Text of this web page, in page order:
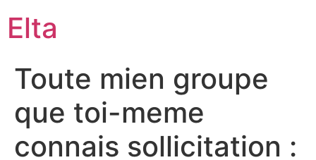
Elta
Toute mien groupe
que toi-meme
connais sollicitation :